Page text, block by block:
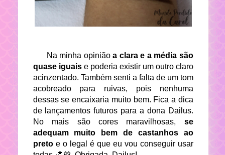
Na minha opiniãoa clara e a média são
quase iguaise poderia existir um outro claro
acinzentado. Também senti a falta de um tom
acobreado para ruivas, pois nenhuma
dessas se encaixaria muito bem. Fica a dica
de lançamentos futuros para a dona Dailus.
No mais são cores maravilhosas, se
adequam muito bem de castanhos ao
pretoe o legal é que eu vou conseguir usar